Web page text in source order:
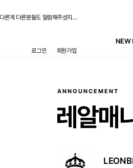
셨지만 젓가락 숟가락이 없어서 맨손으로 먹으라쪽에 가까워서
조율해주는 선수 없으면 힘들다고 느껴서요 강팀상대로요
NEW
로그인 회원가입
ANNOUNCEMENT
레알매